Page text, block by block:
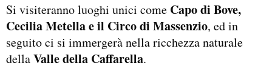
Si visiteranno luoghi unici come Capo di Bove,
Cecilia Metella e il Circo di Massenzio, ed in
seguito ci si immergerà nella ricchezza naturale
dellaValle della Caffarella.